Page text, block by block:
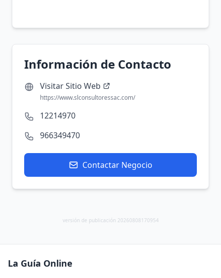
Información de Contacto
Visitar Sitio Web
https://www.slconsultoressac.com/
12214970
966349470
Contactar Negocio
versión de publicación 20260808170954
La Guía Online